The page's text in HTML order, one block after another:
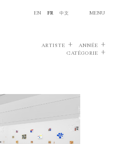
EN FR 中文 MENU
ARTISTE
ANNÉE
CATÉGORIE